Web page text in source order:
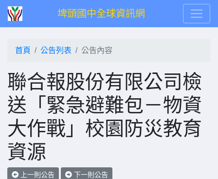
埤頭國中全球資訊網
首頁 公告列表 公告內容
聯合報股份有限公司檢
送「緊急避難包－物資
大作戰」校園防災教育
資源
上一則公告 下一則公告